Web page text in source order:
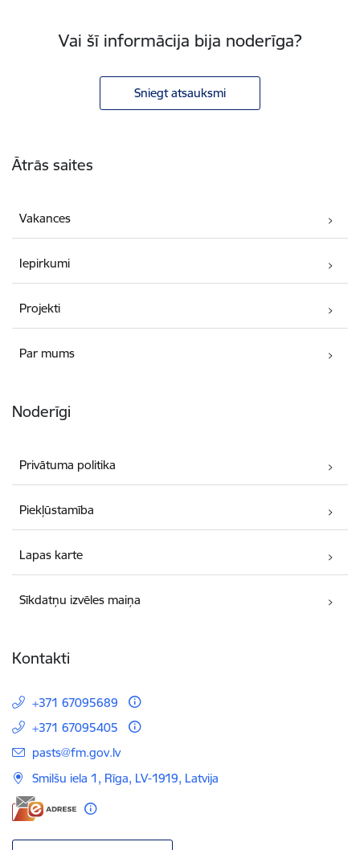
Vai šī informācija bija noderīga?
Sniegt atsauksmi
Ātrās saites
Vakances
Iepirkumi
Projekti
Par mums
Noderīgi
Privātuma politika
Piekļūstamība
Lapas karte
Sīkdatņu izvēles maiņa
Kontakti
+371 67095689
+371 67095405
E-pasts:
pasts@fm.gov.lv
Smilšu iela 1, Rīga, LV-1919, Latvija